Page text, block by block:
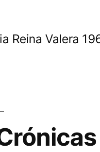
Reina Valera